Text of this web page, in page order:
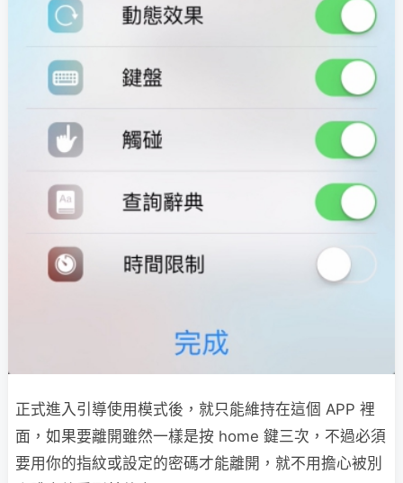
正式進入引導使用模式後，就只能維持在這個 APP 裡
面，如果要離開雖然一樣是按 home 鍵三次，不過必須
要用你的指紋或設定的密碼才能離開，就不用擔心被別